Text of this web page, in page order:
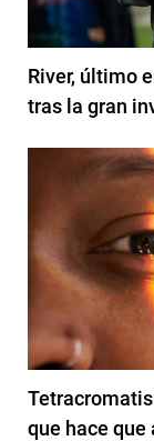
River, último
tras la gran
que hace